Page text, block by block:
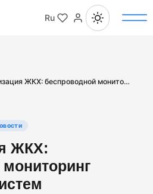
Ru
Автоматизация ЖКХ: беспроводной мониторинг инженерных систем
ЖКХ: